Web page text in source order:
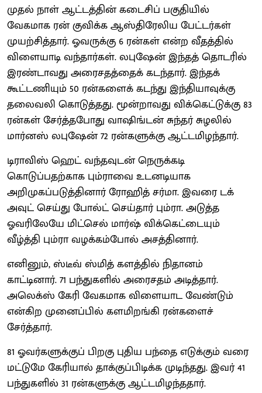
முதல் நாள் ஆட்டத்தின் கடைசிப் பகுதியில்
வேகமாக ரன் குவிக்க ஆஸ்திரேலிய பேட்டர்கள்
முயற்சித்தார். ஓவருக்கு 6 ரன்கள் என்ற வீதத்தில்
விளையாடி வந்தார்கள். லபுஷேன் இந்தத் தொடரில்
இரண்டாவது அரைசதத்தைக் கடந்தார். இந்தக்
கூட்டணியும் 50 ரன்களைக் கடந்து இந்தியாவுக்கு
தலைவலி கொடுத்தது. மூன்றாவது விக்கெட்டுக்கு 83
ரன்கள் சேர்த்தபோது வாஷிங்டன் சுந்தர் சுழலில்
மார்னஸ் லபுஷேன் 72 ரன்களுக்கு ஆட்டமிழந்தார்.
டிராவிஸ் ஹெட் வந்தவுடன் நெருக்கடி
கொடுப்பதற்காக பும்ராவை உடனடியாக
அறிமுகப்படுத்தினார் ரோஹித் சர்மா. இவரை டக்
அவுட் செய்து போல்ட் செய்தார் பும்ரா. அடுத்த
ஓவரிலேயே மிட்செல் மார்ஷ் விக்கெட்டையும்
வீழ்த்தி பும்ரா வழக்கம்போல் அசத்தினார்.
எனினும், ஸ்டீவ் ஸ்மித் களத்தில் நிதானம்
காட்டினார். 71 பந்துகளில் அரைசதம் அடித்தார்.
அலெக்ஸ் கேரி வேகமாக விளையாட வேண்டும்
என்கிற முனைப்பில் களமிறங்கி ரன்களைச்
சேர்த்தார்.
81 ஓவர்களுக்குப் பிறகு புதிய பந்தை எடுக்கும் வரை
மட்டுமே கேரியால் தாக்குப்பிடிக்க முடிந்தது. இவர் 41
பந்துகளில் 31 ரன்களுக்கு ஆட்டமிழந்ததார்.